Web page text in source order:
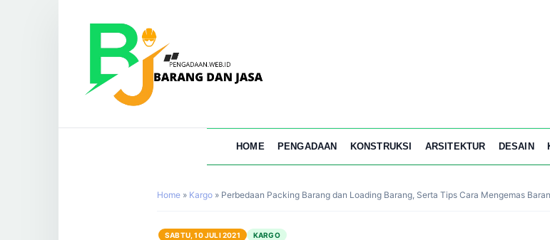
HOME PENGADAAN KONSTRUKSI ARSITEKTUR DESAIN
Home » Kargo » Perbedaan Packing Barang dan Loading Barang, Serta Tips Cara Mengemas
SABTU, 10 JULI 2021 KARGO